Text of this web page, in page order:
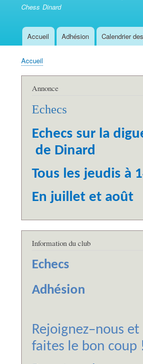
Chess Dinard
Navigation
Accueil Adhésion Calendrier
Fil
Accueil
Annonce
Echecs
Echecs sur la
de Dinard
Tous les jeudis à
En juillet et août
Information du club
Echecs
Adhésion
Rejoignez–nous et
faites le bon coup